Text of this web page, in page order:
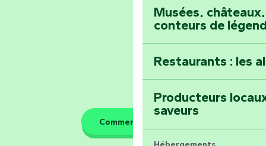
Musées,
conteurs de
Restaurants : les
Producteurs
saveurs
Comment venir ?